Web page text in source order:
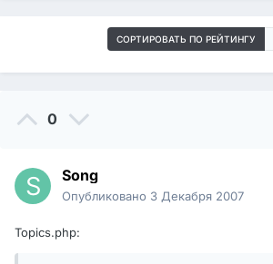
СОРТИРОВАТЬ ПО РЕЙТИНГУ
0
Song
Опубликовано 3 Декабря 2007
Topics.php: